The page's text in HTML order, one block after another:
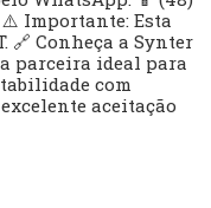
⚠️ Importante: Esta
🔗 Conheça a Synter
parceira ideal para
com
aceitação